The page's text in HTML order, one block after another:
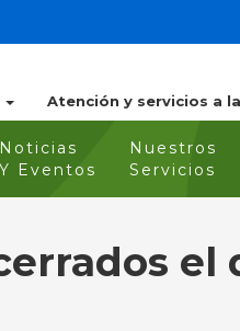
Atención y servicios a
Noticias
Y Eventos
Nuestros
Servicios
el